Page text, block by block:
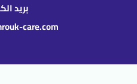
بريد
care.com